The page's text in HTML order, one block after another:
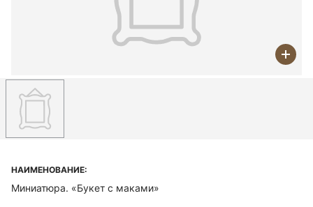
НАИМЕНОВАНИЕ:
Миниатюра. «Букет с маками»